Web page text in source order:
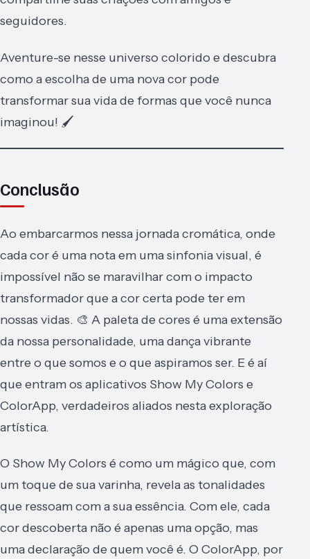
seguidores.
Aventure-se nesse universo colorido e descubra
como a escolha de uma nova cor pode
transformar sua vida de formas que você nunca
imaginou! 🖌️
Conclusão
Ao embarcarmos nessa jornada cromática, onde
cada cor é uma nota em uma sinfonia visual, é
impossível não se maravilhar com o impacto
transformador que a cor certa pode ter em
nossas vidas. 🎨 A paleta de cores é uma extensão
da nossa personalidade, uma dança vibrante
entre o que somos e o que aspiramos ser. E é aí
que entram os aplicativos Show My Colors e
ColorApp, verdadeiros aliados nesta exploração
artística.
O Show My Colors é como um mágico que, com
um toque de sua varinha, revela as tonalidades
que ressoam com a sua essência. Com ele, cada
cor descoberta não é apenas uma opção, mas
uma declaração de quem você é. O ColorApp, por